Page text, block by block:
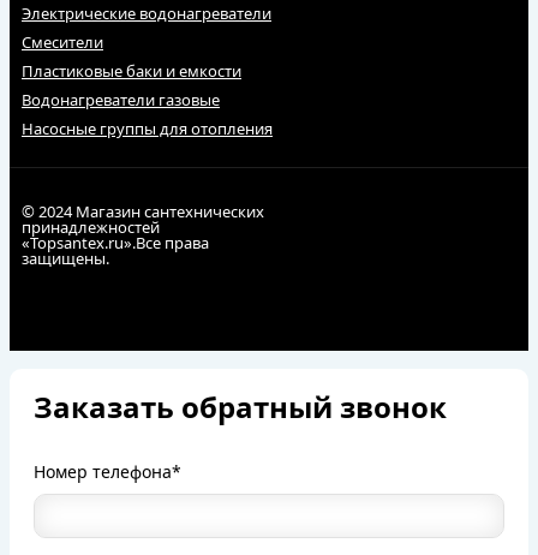
Электрические водонагреватели
Смесители
Пластиковые баки и емкости
Водонагреватели газовые
Насосные группы для отопления
© 2024 Магазин сантехнических
принадлежностей
«Topsantex.ru».Все права
защищены.
Заказать обратный звонок
Номер телефона*